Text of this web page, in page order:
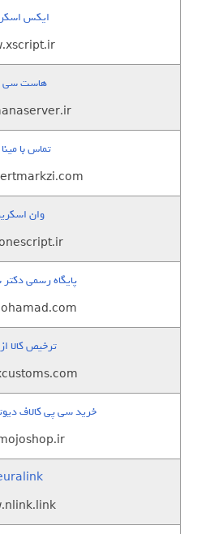
ایکس
هاست سی
تماس با
وان
پایگاه رسمی
ترخیص کالا
خرید سی پی کالاف